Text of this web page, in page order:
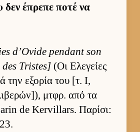
έπρεπε ποτέ να
d’Ovide pendant son
Tristes] (Οι Ελεγείες
την εξορία του [τ. Ι,
μτ­φρ. από τα
de Kervillars. Παρίσι: